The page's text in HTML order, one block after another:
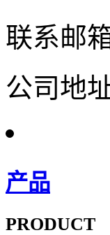
联系邮
公司地
产品
PRODUCT